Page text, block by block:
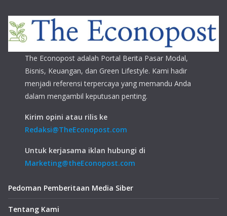
The Econopost adalah Portal Berita Pasar Modal,
Bisnis, Keuangan, dan Green Lifestyle. Kami hadir
menjadi referensi terpercaya yang memandu Anda
dalam mengambil keputusan penting.
Kirim opini atau rilis ke
Redaksi@TheEconopost.com
Untuk kerjasama iklan hubungi di
Marketing@theEconopost.com
Pedoman Pemberitaan Media Siber
Tentang Kami